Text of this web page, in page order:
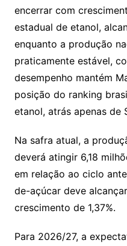
encerrar com
estadual de etanol,
enquanto a produção
praticamente estável,
desempenho mantém
posição do ranking
etanol, atrás apenas de
Na safra atual, a
deverá atingir 6,18
em relação ao ciclo
de-açúcar deve
crescimento de 1,37%.
Para 2026/27, a